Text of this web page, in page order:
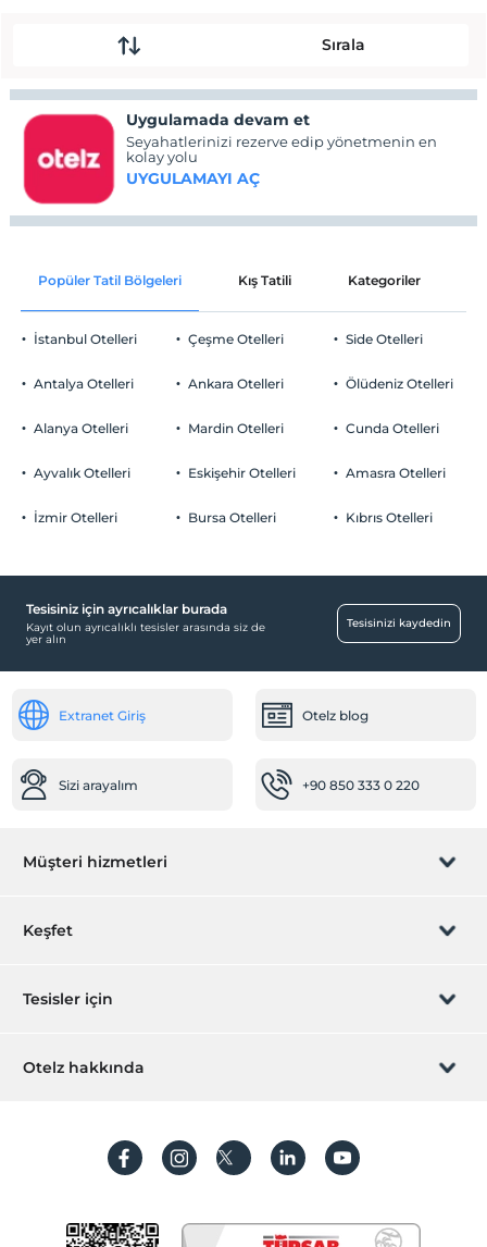
Sırala
Uygulamada devam et
Seyahatlerinizi rezerve edip yönetmenin en
kolay yolu
UYGULAMAYI AÇ
Popüler Tatil Bölgeleri Kış Tatili Kategoriler
İstanbul Otelleri
Antalya Otelleri
Alanya Otelleri
Ayvalık Otelleri
İzmir Otelleri
Çeşme Otelleri
Ankara Otelleri
Mardin Otelleri
Eskişehir Otelleri
Bursa Otelleri
Side Otelleri
Ölüdeniz Otelleri
Cunda Otelleri
Amasra Otelleri
Kıbrıs Otelleri
Tesisiniz için ayrıcalıklar burada
Kayıt olun ayrıcalıklı tesisler arasında siz de
yer alın
Tesisinizi kaydedin
Extranet Giriş Otelz blog
Sizi arayalım +90 850 333 0 220
Müşteri hizmetleri
Rezervasyon yönet
Sıkça sorulan sorular
Keşfet
Hediye Kart
Hesap oluştur
Tesisler için
Hemen tesisinizi ekleyin
Otelz hakkında
Koşullar ve şartlar